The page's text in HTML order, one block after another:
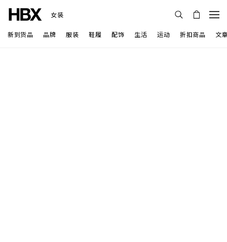
女装
新到货品 品牌 服装 鞋履 配饰 生活 运动 折扣商品 文